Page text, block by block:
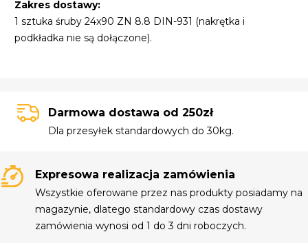
Zakres dostawy:
1 sztuka śruby 24x90 ZN 8.8 DIN-931 (nakrętka i
podkładka nie są dołączone).
Darmowa dostawa od 250zł
Dla przesyłek standardowych do 30kg.
Expresowa realizacja zamówienia
Wszystkie oferowane przez nas produkty posiadamy na
magazynie, dlatego standardowy czas dostawy
zamówienia wynosi od 1 do 3 dni roboczych.